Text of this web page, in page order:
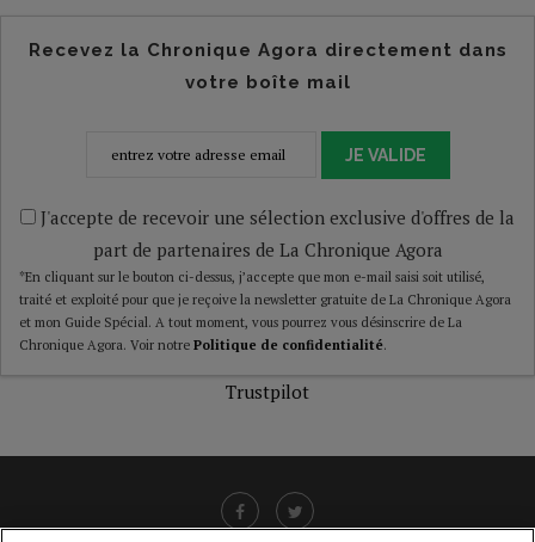
Recevez la Chronique Agora directement dans
votre boîte mail
JE VALIDE
J'accepte de recevoir une sélection exclusive d'offres de la
part de partenaires de La Chronique Agora
*En cliquant sur le bouton ci-dessus, j’accepte que mon e-mail saisi soit utilisé,
traité et exploité pour que je reçoive la newsletter gratuite de La Chronique Agora
et mon Guide Spécial. A tout moment, vous pourrez vous désinscrire de La
Chronique Agora. Voir notre Politique de confidentialité.
Trustpilot